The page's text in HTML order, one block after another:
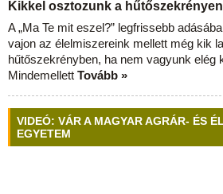
Kikkel osztozunk a
A „Ma Te mit eszel?” legfrissebb
vajon az élelmiszereink mellett még kik
hűtőszekrényben, ha nem vagyunk elég
Mindemellett Tovább »
VIDEÓ: VÁR A MAGYAR AGRÁR- ÉS
EGYETEM